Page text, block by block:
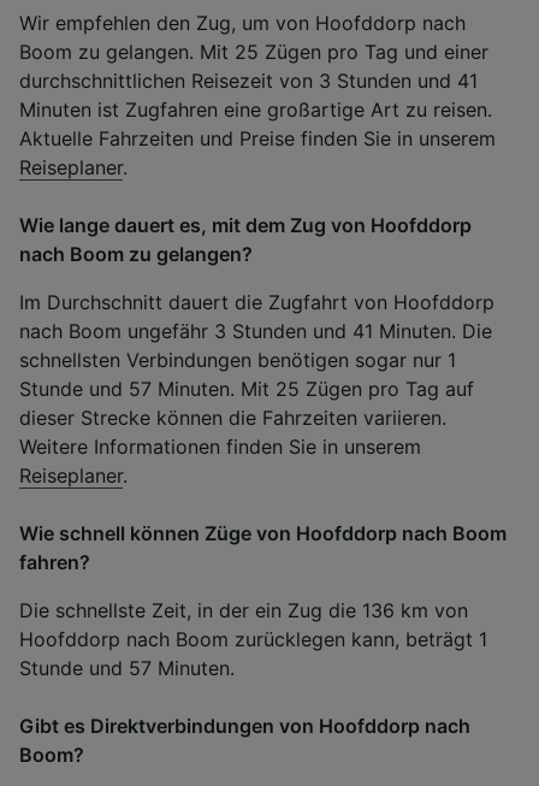
Wir empfehlen den Zug, um von Hoofddorp nach
Boom zu gelangen. Mit 25 Zügen pro Tag und einer
durchschnittlichen Reisezeit von 3 Stunden und 41
Minuten ist Zugfahren eine großartige Art zu reisen.
Aktuelle Fahrzeiten und Preise finden Sie in unserem
Reiseplaner.
Wie lange dauert es, mit dem Zug von Hoofddorp
nach Boom zu gelangen?
Im Durchschnitt dauert die Zugfahrt von Hoofddorp
nach Boom ungefähr 3 Stunden und 41 Minuten. Die
schnellsten Verbindungen benötigen sogar nur 1
Stunde und 57 Minuten. Mit 25 Zügen pro Tag auf
dieser Strecke können die Fahrzeiten variieren.
Weitere Informationen finden Sie in unserem
Reiseplaner.
Wie schnell können Züge von Hoofddorp nach Boom
fahren?
Die schnellste Zeit, in der ein Zug die 136 km von
Hoofddorp nach Boom zurücklegen kann, beträgt 1
Stunde und 57 Minuten.
Gibt es Direktverbindungen von Hoofddorp nach
Boom?